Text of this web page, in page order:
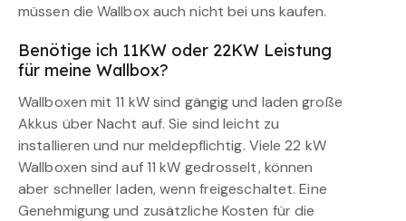
müssen die Wallbox auch nicht bei uns kaufen.
Benötige ich 11KW oder 22KW Leistung
für meine Wallbox?
Wallboxen mit 11 kW sind gängig und laden große
Akkus über Nacht auf. Sie sind leicht zu
installieren und nur meldepflichtig. Viele 22 kW
Wallboxen sind auf 11 kW gedrosselt, können
aber schneller laden, wenn freigeschaltet. Eine
Genehmigung und zusätzliche Kosten für die